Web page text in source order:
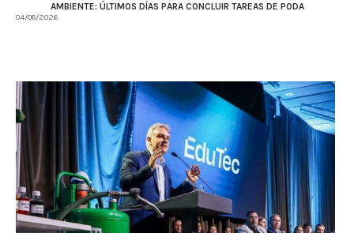
AMBIENTE: ÚLTIMOS DÍAS PARA CONCLUIR TAREAS DE PODA
04/08/2026